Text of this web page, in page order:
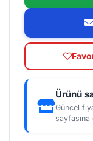
Ürünü
Güncel